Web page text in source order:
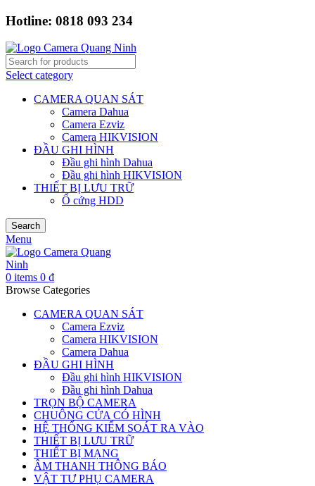
Hotline: 0818 093 234
Select category
CAMERA QUAN SÁT
Camera Dahua
Camera Ezviz
Camera HIKVISION
ĐẦU GHI HÌNH
Đầu ghi hình Dahua
Đầu ghi hình HIKVISION
THIẾT BỊ LƯU TRỮ
Ổ cứng HDD
Search
Menu
0 items 0 ₫
Browse Categories
CAMERA QUAN SÁT
Camera Ezviz
Camera HIKVISION
Camera Dahua
ĐẦU GHI HÌNH
Đầu ghi hình HIKVISION
Đầu ghi hình Dahua
TRỌN BỘ CAMERA
CHUÔNG CỬA CÓ HÌNH
HỆ THỐNG KIỂM SOÁT RA VÀO
THIẾT BỊ LƯU TRỮ
THIẾT BỊ MẠNG
ÂM THANH THÔNG BÁO
VẬT TƯ PHỤ CAMERA